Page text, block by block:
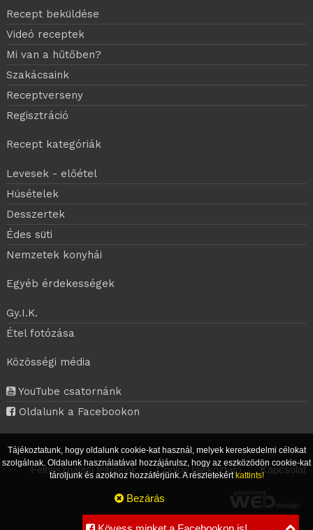
Recept beküldése
Videó receptek
Mi van a hűtőben?
Szakácsaink
Receptverseny
Regisztráció
Recept kategóriák
Levesek - előétel
Húsételek
Desszertek
Édes süti
Nemzetek konyhái
Egyéb érdekességek
Gy.I.K.
Étel fotózása
Közösségi média
YouTube csatornánk
Oldalunk a Facebookon
Felhasználási feltételek | Cookie tájékoztató | Kapcsolat
Tájékoztatunk, hogy oldalunk cookie-kat használ, melyek kereskedelmi célokat
szolgálnak. Oldalunk használatával hozzájárulsz, hogy az eszközödön cookie-kat
tároljunk és azokhoz hozzáférjünk. A részletekértkattints!
Bezárás